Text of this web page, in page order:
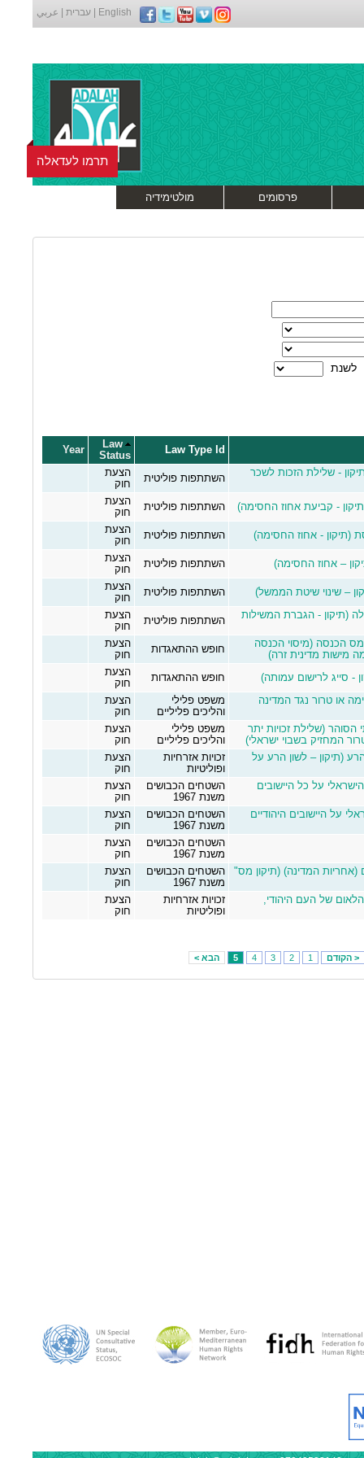
English עברית عربي
פרסומים מולטימידיה
תרמו לעדאלה
לשנת
Law Type Id
Law
Status
Year
- שלילת הזכות לשכר
השתתפות פוליטית
הצעת
חוק
השתתפות פוליטית
הצעת
חוק
השתתפות פוליטית
הצעת
חוק
השתתפות פוליטית
הצעת
חוק
השתתפות פוליטית
הצעת
חוק
(תיקון - הגברת המשילות
השתתפות פוליטית
הצעת
חוק
מס הכנסה (מיסוי הכנסה
מישות מדינית זרה)
חופש ההתאגדות
הצעת
חוק
חופש ההתאגדות
הצעת
חוק
או טרור נגד המדינה
משפט פלילי
והליכים פליליים
הצעת
חוק
הסוהר (שלילת זכויות יתר
המחזיק בשבוי ישראלי)
משפט פלילי
והליכים פליליים
הצעת
חוק
הרע (תיקון – לשון הרע על
זכויות אזרחיות
ופוליטיות
הצעת
חוק
הישראלי על כל היישובים
השטחים הכבושים
משנת 1967
הצעת
חוק
על היישובים היהודיים
השטחים הכבושים
משנת 1967
הצעת
חוק
השטחים הכבושים
משנת 1967
הצעת
חוק
(אחריות המדינה) (תיקון מס"
השטחים הכבושים
משנת 1967
הצעת
חוק
של העם היהודי,
זכויות אזרחיות
ופוליטיות
הצעת
חוק
< הקודם 1
2
3
4
5 הבא >